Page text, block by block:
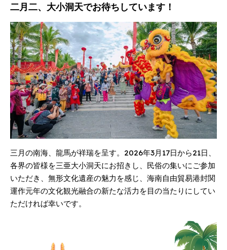
二月二、大小洞天でお待ちしています！
三月の南海、龍馬が祥瑞を呈す。2026年3月17日から21日、
各界の皆様を三亜大小洞天にお招きし、民俗の集いにご参加
いただき、無形文化遺産の魅力を感じ、海南自由貿易港封関
運作元年の文化観光融合の新たな活力を目の当たりにしてい
ただければ幸いです。